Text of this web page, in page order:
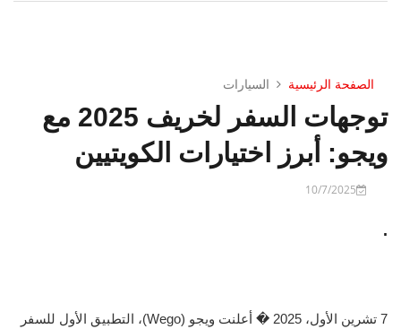
الصفحة الرئيسية السيارات
توجهات السفر لخريف 2025 مع
ويجو: أبرز اختيارات الكويتيين
10/7/2025
.
7 تشرين الأول، 2025 � أعلنت ويجو (Wego)، التطبيق الأول للسفر